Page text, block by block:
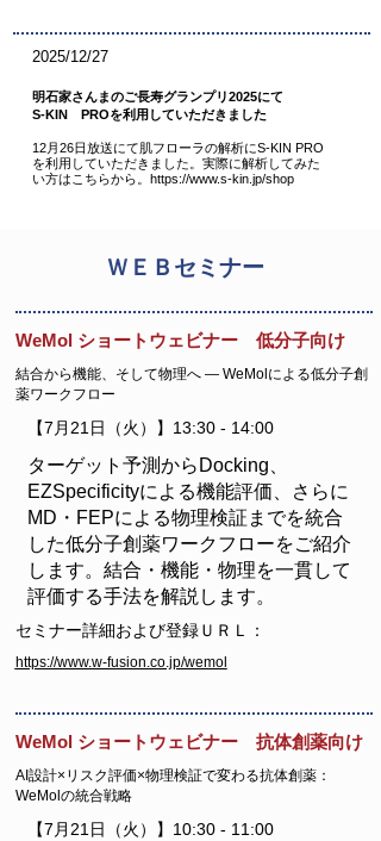
2025/12/27
明石家さんまのご長寿グランプリ2025にて
S-KIN PROを利用していただきました
12月26日放送にて肌フローラの解析にS-KIN PRO
を利用していただきました。実際に解析してみた
い方はこちらから。 https://www.s-kin.jp/shop
ＷＥＢセミナー
WeMol ショートウェビナー 低分子向け
結合から機能、そして物理へ ― WeMolによる低分子創
薬ワークフロー
【7月21日（火）】13:30 - 14:00
ターゲット予測からDocking、
EZSpecificityによる機能評価、さらに
MD・FEPによる物理検証までを統合
した低分子創薬ワークフローをご紹介
します。結合・機能・物理を一貫して
評価する手法を解説します。
セミナー詳細および登録ＵＲＬ：
https://www.w-fusion.co.jp/wemol
WeMol ショートウェビナー 抗体創薬向け
AI設計×リスク評価×物理検証で変わる抗体創薬：
WeMolの統合戦略
【7月21日（火）】10:30 - 11:00